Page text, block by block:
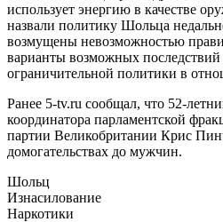
использует энергию в качестве
назвали политику Шольца
возмущены невозможностью
варианты возможных
ограничительной политики в
Ранее 5-tv.ru сообщал, что 52-
координатора парламентской
партии Великобритании Крис
домогательствах до мужчин.
Шольц
Изнасилование
Наркотики